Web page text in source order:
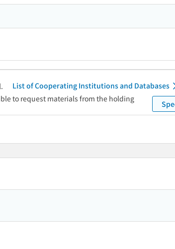
List of Cooperating Institutions and Databases
to request materials from the holding